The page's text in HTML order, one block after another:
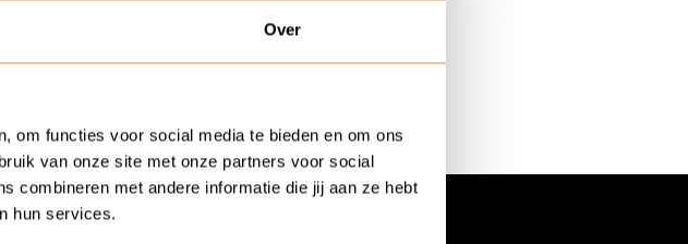
Over
om functies voor social media te bieden en om ons
van onze site met onze partners voor social
combineren met andere informatie die jij aan ze hebt
hun services.